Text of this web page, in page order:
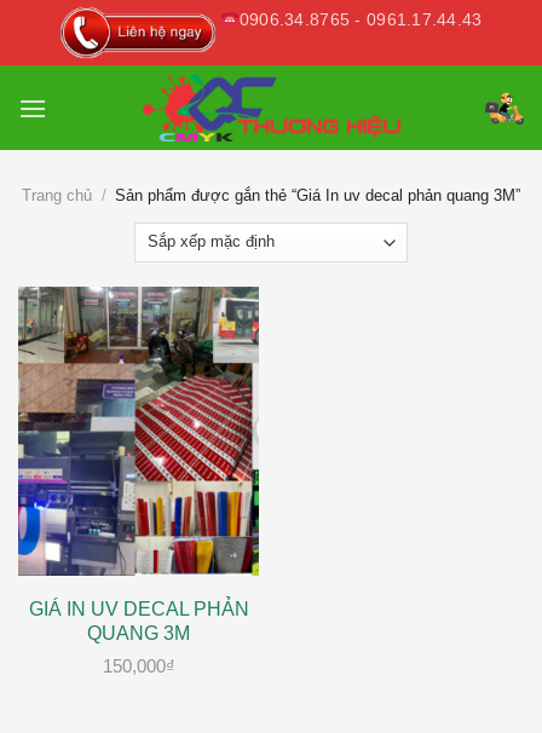
0906.34.8765 - 0961.17.44.43
Trang chủ / Sản phẩm được gắn thẻ “Giá In uv decal phản quang 3M”
GIÁ IN UV DECAL PHẢN
QUANG 3M
150,000₫